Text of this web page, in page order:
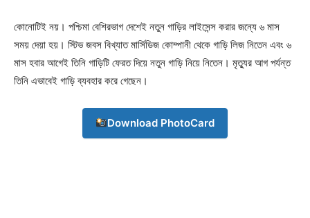
Company
কোনোটিই নয়। পশ্চিমা বেশিরভাগ দেশেই নতুন গাড়ির লাইসেন্স করার জন্যে ৬ মাস
সময় দেয়া হয়। স্টিভ জবস বিখ্যাত মার্সিডিজ কোম্পানী থেকে গাড়ি লিজ নিতেন এবং ৬
মাস হবার আগেই তিনি গাড়িটি ফেরত দিয়ে নতুন গাড়ি নিয়ে নিতেন। মৃত্যুর আগ পর্যন্ত
তিনি এভাবেই গাড়ি ব্যবহার করে গেছেন।
Download PhotoCard